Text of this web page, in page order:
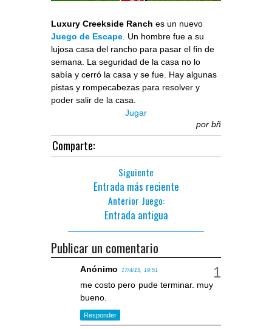
Luxury Creekside Ranch es un nuevo
Juego de Escape. Un hombre fue a su
lujosa casa del rancho para pasar el fin de
semana. La seguridad de la casa no lo
sabía y cerró la casa y se fue. Hay algunas
pistas y rompecabezas para resolver y
poder salir de la casa.
Jugar
por bñ
Comparte:
Siguiente
Entrada más reciente
Anterior Juego:
Entrada antigua
Publicar un comentario
Anónimo 17/4/15, 19:51
me costo pero pude terminar. muy
bueno.
Responder